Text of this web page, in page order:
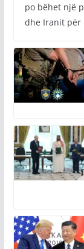
po bëhet një
dhe Iranit për